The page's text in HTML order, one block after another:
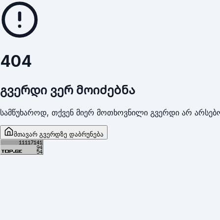
404
გვერდი ვერ მოიძებნა
სამწუხაროდ, თქვენ მიერ მოთხოვნილი გვერდი არ
მთავარ გვერდზე დაბრუნება